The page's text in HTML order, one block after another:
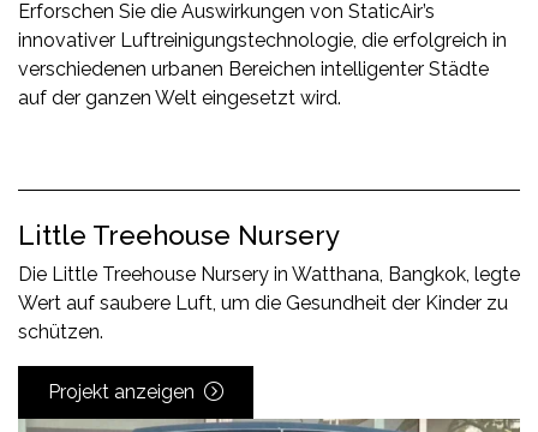
Erforschen Sie die Auswirkungen von StaticAir’s
innovativer Luftreinigungstechnologie, die erfolgreich in
verschiedenen urbanen Bereichen intelligenter Städte
auf der ganzen Welt eingesetzt wird.
Little Treehouse Nursery
Die Little Treehouse Nursery in Watthana, Bangkok, legte
Wert auf saubere Luft, um die Gesundheit der Kinder zu
schützen.
Projekt anzeigen